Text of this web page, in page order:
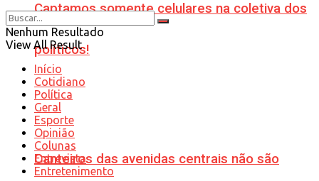
Captamos somente celulares na coletiva dos
políticos!
Canteiros das avenidas centrais não são
Nenhum Resultado
View All Result
Início
Cotidiano
Política
Geral
Esporte
Opinião
Colunas
Entrevista
Entretenimento